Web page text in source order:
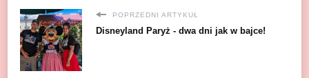
POPRZEDNI ARTYKUŁ
Disneyland Paryż - dwa dni jak w bajce!